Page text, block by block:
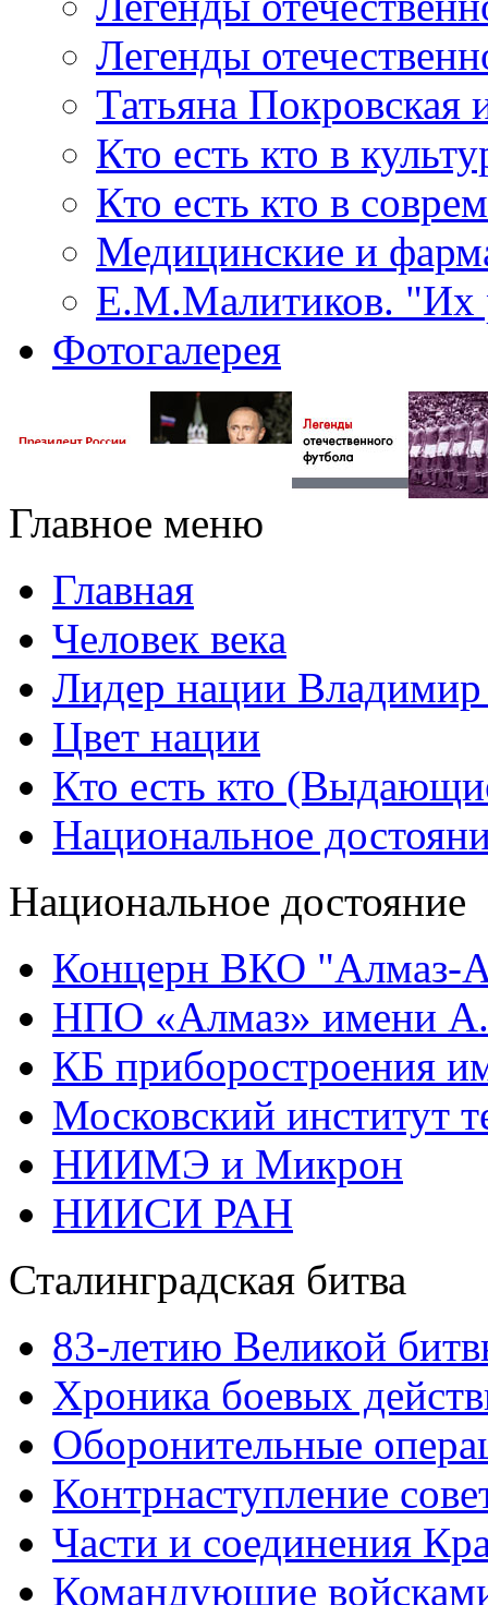
Легенды
Татьяна Покровская
Кто есть кто в
Кто есть кто в
Медицинские и
Е.М.Малитиков. "Их
Фотогалерея
Главное меню
Главная
Человек века
Лидер нации
Цвет нации
Кто есть кто
Национальное
Национальное достояние
Концерн ВКО "Алмаз-
НПО «Алмаз» имени
КБ приборостроения
Московский институт
НИИМЭ и Микрон
НИИСИ РАН
Сталинградская битва
83-летию Великой
Хроника боевых
Оборонительные
Контрнаступление
Части и соединения
Командующие